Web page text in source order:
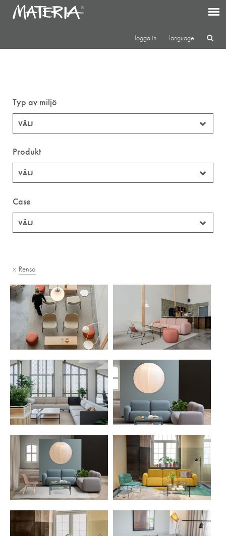
logga in language
Typ av miljö
VÄLJ
Produkt
VÄLJ
Case
VÄLJ
x Rensa